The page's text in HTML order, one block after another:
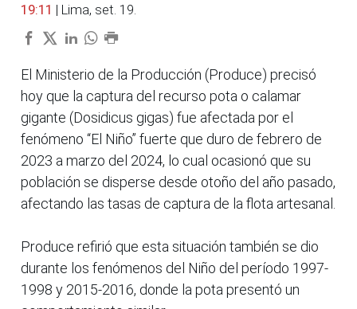
19:11 | Lima, set. 19.
El Ministerio de la Producción (Produce) precisó
hoy que la captura del recurso pota o calamar
gigante (Dosidicus gigas) fue afectada por el
fenómeno “El Niño” fuerte que duro de febrero de
2023 a marzo del 2024, lo cual ocasionó que su
población se disperse desde otoño del año pasado,
afectando las tasas de captura de la flota artesanal.
Produce refirió que esta situación también se dio
durante los fenómenos del Niño del período 1997-
1998 y 2015-2016, donde la pota presentó un